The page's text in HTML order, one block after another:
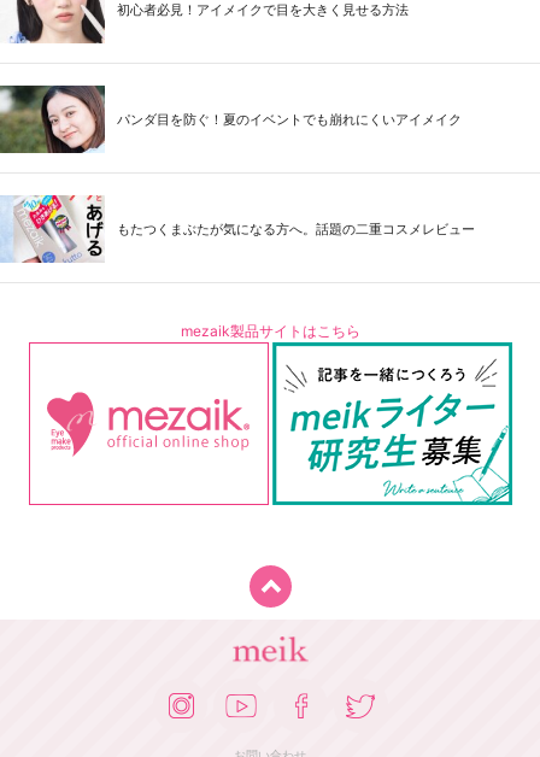
初心者必見！アイメイクで目を大きく見せる方法
パンダ目を防ぐ！夏のイベントでも崩れにくいアイメイク
もたつくまぶたが気になる方へ。話題の二重コスメレビュー
mezaik製品サイトはこちら